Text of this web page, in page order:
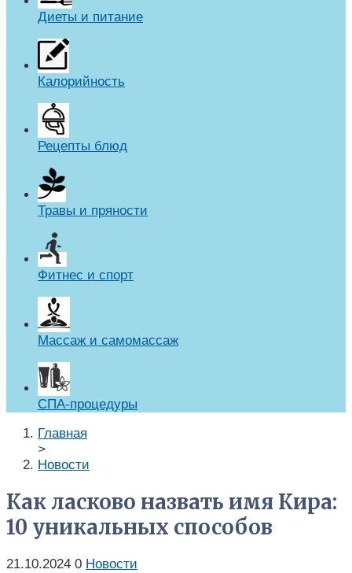
Диеты и питание
Калорийность
Рецепты блюд
Травы и пряности
Фитнес и спорт
Массаж и самомассаж
СПА-процедуры
Главная
>
Новости
Как ласково назвать имя Кира:
10 уникальных способов
21.10.2024 0 Новости